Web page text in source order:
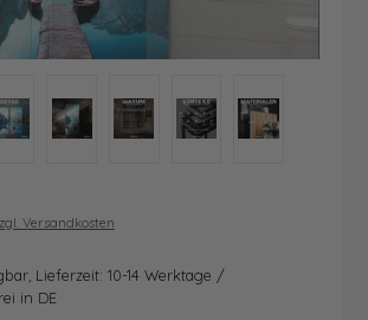
Versandkosten
Lieferzeit: 10-14 Werktage /
in DE